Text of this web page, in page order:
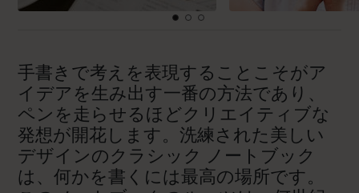
手書きで考えを表現することこそがア
イデアを生み出す一番の方法であり、
ペンを走らせるほどクリエイティブな
発想が開花します。洗練された美しい
デザインのクラシック ノートブック
は、何かを書くには最高の場所です。